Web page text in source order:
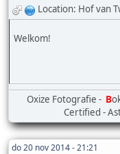
Location: Hof van
Welkom!
Oxize Fotografie - B
Certified -
do 20 nov 2014 - 21:21